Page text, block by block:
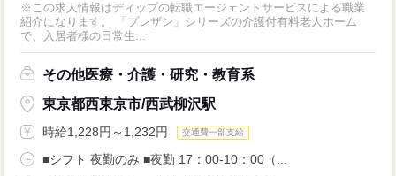
※この求人情報はディップの転職エージェントサービスによる職業
紹介になります。 「プレザン」シリーズの介護付有料老人ホーム
で、入居者様の日常生...
その他医療・介護・研究・教育系
東京都西東京市/西武柳沢駅
時給1,228円～1,232円 交通費一部支給
■シフト 夜勤のみ ■夜勤 17：00-10：00（...